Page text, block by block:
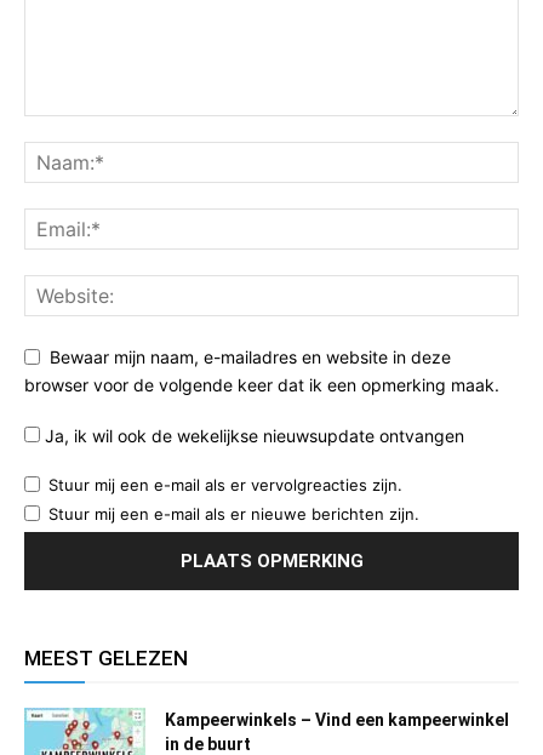
Bewaar mijn naam, e-mailadres en website in deze
browser voor de volgende keer dat ik een opmerking maak.
Ja, ik wil ook de wekelijkse nieuwsupdate ontvangen
Stuur mij een e-mail als er vervolgreacties zijn.
Stuur mij een e-mail als er nieuwe berichten zijn.
MEEST GELEZEN
Kampeerwinkels – Vind een kampeerwinkel
in de buurt